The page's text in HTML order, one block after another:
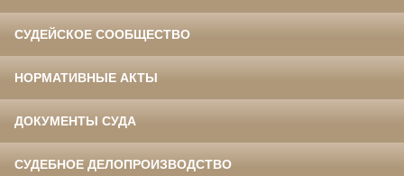
СУДЕЙСКОЕ СООБЩЕСТВО
НОРМАТИВНЫЕ АКТЫ
ДОКУМЕНТЫ СУДА
СУДЕБНОЕ ДЕЛОПРОИЗВОДСТВО